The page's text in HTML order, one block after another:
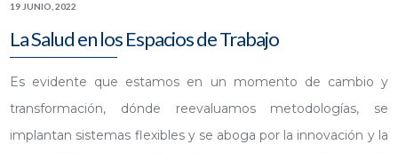
19 JUNIO, 2022
La Salud en los Espacios de Trabajo
Es evidente que estamos en un momento de cambio y
transformación, dónde reevaluamos metodologías, se
implantan sistemas flexibles y se aboga por la innovación y la